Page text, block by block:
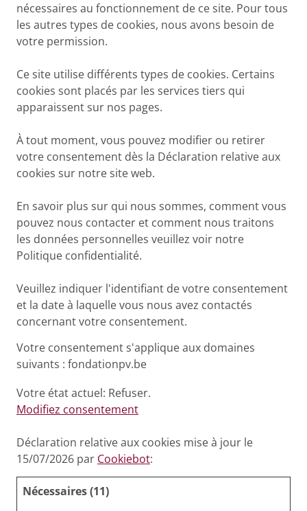
nécessaires au fonctionnement de ce site. Pour tous
les autres types de cookies, nous avons besoin de
votre permission.
Ce site utilise différents types de cookies. Certains
cookies sont placés par les services tiers qui
apparaissent sur nos pages.
À tout moment, vous pouvez modifier ou retirer
votre consentement dès la Déclaration relative aux
cookies sur notre site web.
En savoir plus sur qui nous sommes, comment vous
pouvez nous contacter et comment nous traitons
les données personnelles veuillez voir notre
Politique confidentialité.
Veuillez indiquer l'identifiant de votre consentement
et la date à laquelle vous nous avez contactés
concernant votre consentement.
Votre consentement s'applique aux domaines
suivants : fondationpv.be
Votre état ​​actuel: Refuser.
Modifiez consentement
Déclaration relative aux cookies mise à jour le
15/07/2026 par Cookiebot:
Nécessaires (11)